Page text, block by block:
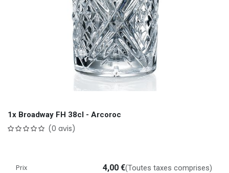
1x Broadway FH 38cl - Arcoroc
(0 avis)
Prix 4,00 €(Toutes taxes comprises)